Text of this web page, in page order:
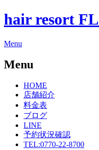
hair resort
Menu
Menu
HOME
店舗紹介
料金表
ブログ
LINE
予約状況確認
TEL:0770-22-8700